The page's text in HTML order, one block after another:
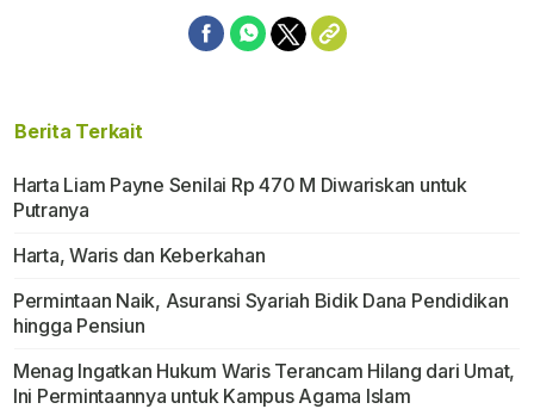
Berita Terkait
Harta Liam Payne Senilai Rp 470 M Diwariskan untuk
Putranya
Harta, Waris dan Keberkahan
Permintaan Naik, Asuransi Syariah Bidik Dana Pendidikan
hingga Pensiun
Menag Ingatkan Hukum Waris Terancam Hilang dari Umat,
Ini Permintaannya untuk Kampus Agama Islam